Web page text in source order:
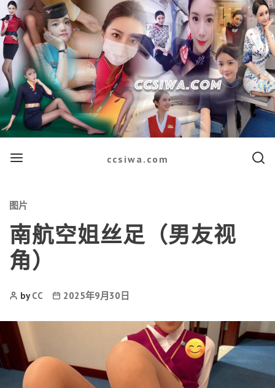
Menu ccsiwa.com Search
Categories
图片
南航空姐丝足（男友视
角）
PostbyCC
Post2025年9月30日